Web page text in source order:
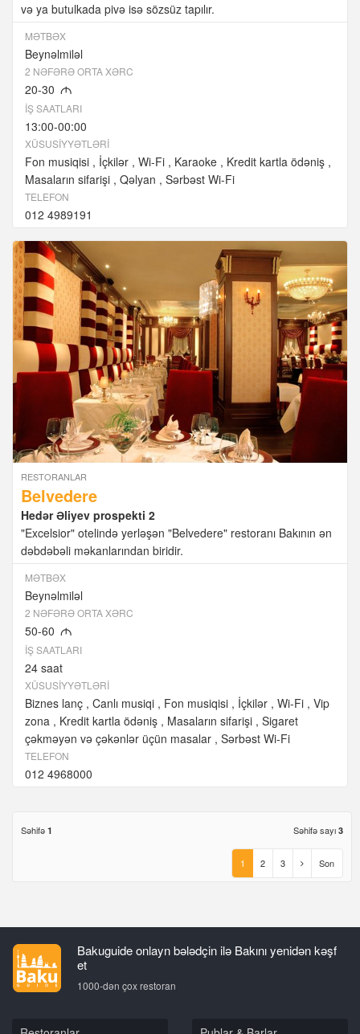
və ya butulkada pivə isə sözsüz tapılır.
MƏTBƏX
Beynəlmiləl
2 NƏFƏRƏ ORTA XƏRC
20-30 M
İŞ SAATLARI
13:00-00:00
XÜSUSIYYƏTLƏRI
Fon musiqisi İçkilər Wi-Fi Karaoke
Kredit kartla ödəniş
Masaların sifarişi Qəlyan Sərbəst Wi-Fi
TELEFON
012 4989191
RESTORANLAR
Belvedere
Hedər Əliyev prospekti 2
"Excelsior" otelində yerləşən "Belvedere" restoranı Bakının ən
dəbdəbəli məkanlarından biridir.
MƏTBƏX
Beynəlmiləl
2 NƏFƏRƏ ORTA XƏRC
50-60 M
İŞ SAATLARI
24 saat
XÜSUSIYYƏTLƏRI
Biznes lanç Canlı musiqi Fon musiqisi İçkilər Wi-Fi Vip
zona
Kredit kartla ödəniş Masaların sifarişi Sigaret
çəkməyən və çəkənlər üçün masalar Sərbəst Wi-Fi
TELEFON
012 4968000
Səhifə 1 Səhifə sayı 3
1 2 3 Son
Bakuguide onlayn bələdçin ilə Bakını yenidən kəşf
et
1000-dən çox restoran